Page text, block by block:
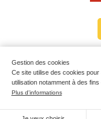
Gestion des cookies
Ce site utilise des cookies
utilisation notamment à des
Plus d'informations